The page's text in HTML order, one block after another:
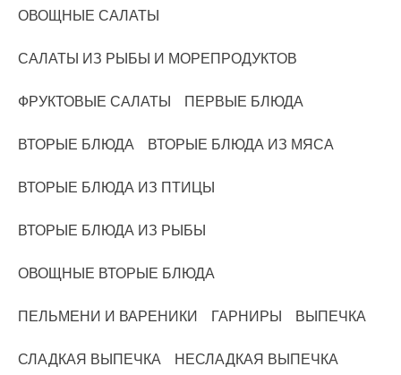
ОВОЩНЫЕ САЛАТЫ
САЛАТЫ ИЗ РЫБЫ И МОРЕПРОДУКТОВ
ФРУКТОВЫЕ САЛАТЫ ПЕРВЫЕ БЛЮДА
ВТОРЫЕ БЛЮДА ВТОРЫЕ БЛЮДА ИЗ МЯСА
ВТОРЫЕ БЛЮДА ИЗ ПТИЦЫ
ВТОРЫЕ БЛЮДА ИЗ РЫБЫ
ОВОЩНЫЕ ВТОРЫЕ БЛЮДА
ПЕЛЬМЕНИ И ВАРЕНИКИ ГАРНИРЫ ВЫПЕЧКА
СЛАДКАЯ ВЫПЕЧКА НЕСЛАДКАЯ ВЫПЕЧКА